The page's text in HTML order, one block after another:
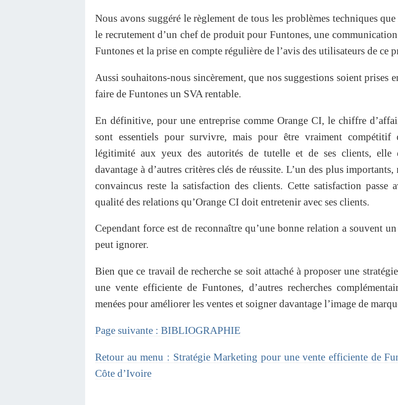
Nous avons suggéré le règlement de tous les problèmes techniques
le recrutement d’un chef de produit pour Funtones, une communication
Funtones et la prise en compte régulière de l’avis des utilisateurs de ce
Aussi souhaitons-nous sincèrement, que nos suggestions soient prises
faire de Funtones un SVA rentable.
En définitive, pour une entreprise comme Orange CI, le chiffre
sont essentiels pour survivre, mais pour être vraiment compétitif
légitimité aux yeux des autorités de tutelle et de ses clients, elle
davantage à d’autres critères clés de réussite. L’un des plus importants,
convaincus reste la satisfaction des clients. Cette satisfaction passe
qualité des relations qu’Orange CI doit entretenir avec ses clients.
Cependant force est de reconnaître qu’une bonne relation a souvent
peut ignorer.
Bien que ce travail de recherche se soit attaché à proposer une
une vente efficiente de Funtones, d’autres recherches
menées pour améliorer les ventes et soigner davantage l’image de
Page suivante : BIBLIOGRAPHIE
Retour au menu : Stratégie Marketing pour une vente efficiente de
Côte d’Ivoire